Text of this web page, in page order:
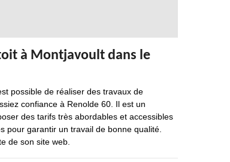
à Montjavoult dans le
possible de réaliser des travaux de
confiance à Renolde 60. Il est un
des tarifs très abordables et accessibles
pour garantir un travail de bonne qualité.
de son site web.